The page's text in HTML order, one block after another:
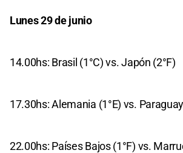
Lunes 29 de junio
14.00hs: Brasil (1°C) vs. Japón (2°F)
17.30hs: Alemania (1°E) vs.
22.00hs: Países Bajos (1°F) vs.